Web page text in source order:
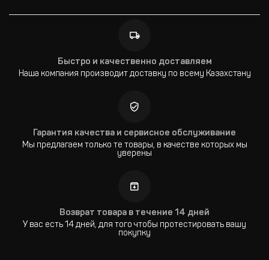
Быстро и качественно доставляем
Наша компания производит доставку по всему Казахстану
Гарантия качества и сервисное обслуживание
Мы предлагаем только те товары, в качестве которых мы
уверены
Возврат товара в течение 14 дней
У вас есть 14 дней, для того чтобы протестировать вашу
покупку